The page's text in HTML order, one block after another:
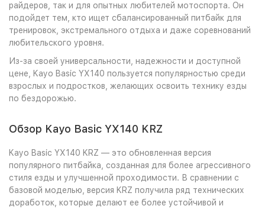
райдеров, так и для опытных любителей мотоспорта. Он
подойдет тем, кто ищет сбалансированный питбайк для
тренировок, экстремального отдыха и даже соревнований
любительского уровня.
Из-за своей универсальности, надежности и доступной
цене, Kayo Basic YX140 пользуется популярностью среди
взрослых и подростков, желающих освоить технику езды
по бездорожью.
Обзор Kayo Basic YX140 KRZ
Kayo Basic YX140 KRZ — это обновленная версия
популярного питбайка, созданная для более агрессивного
стиля езды и улучшенной проходимости. В сравнении с
базовой моделью, версия KRZ получила ряд технических
доработок, которые делают ее более устойчивой и